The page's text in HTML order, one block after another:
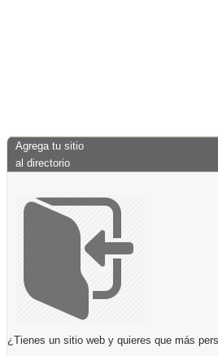
Agrega tu sitio
al directorio
¿Tienes un sitio web y quieres que más